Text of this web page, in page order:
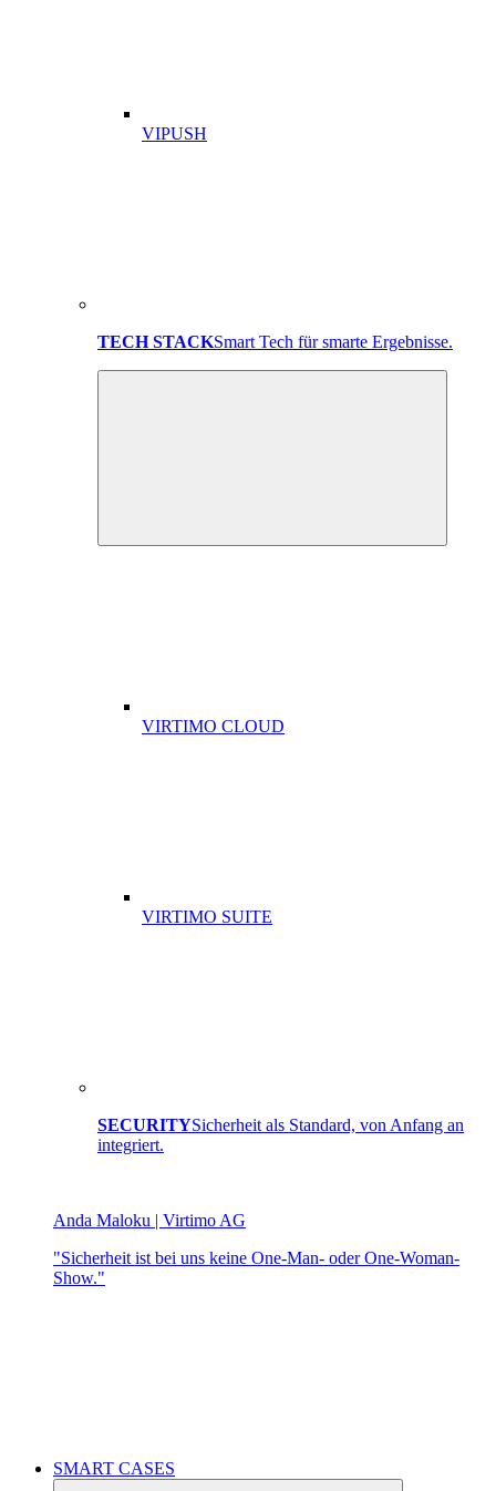
VIPUSH
TECH STACKSmart Tech für smarte Ergebnisse.
VIRTIMO CLOUD
VIRTIMO SUITE
SECURITYSicherheit als Standard, von Anfang an
integriert.
Anda Maloku | Virtimo AG
"Sicherheit ist bei uns keine One-Man- oder One-Woman-
Show."
SMART CASES